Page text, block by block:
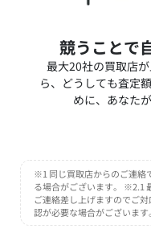
競うことで
最大20社の買取店
ら、どうしても査定
めに、あなた
※1 同じ買取店からのご連絡
る場合がございます。 ※2.1
ご連絡差し上げますのでご
認が必要な場合がございま